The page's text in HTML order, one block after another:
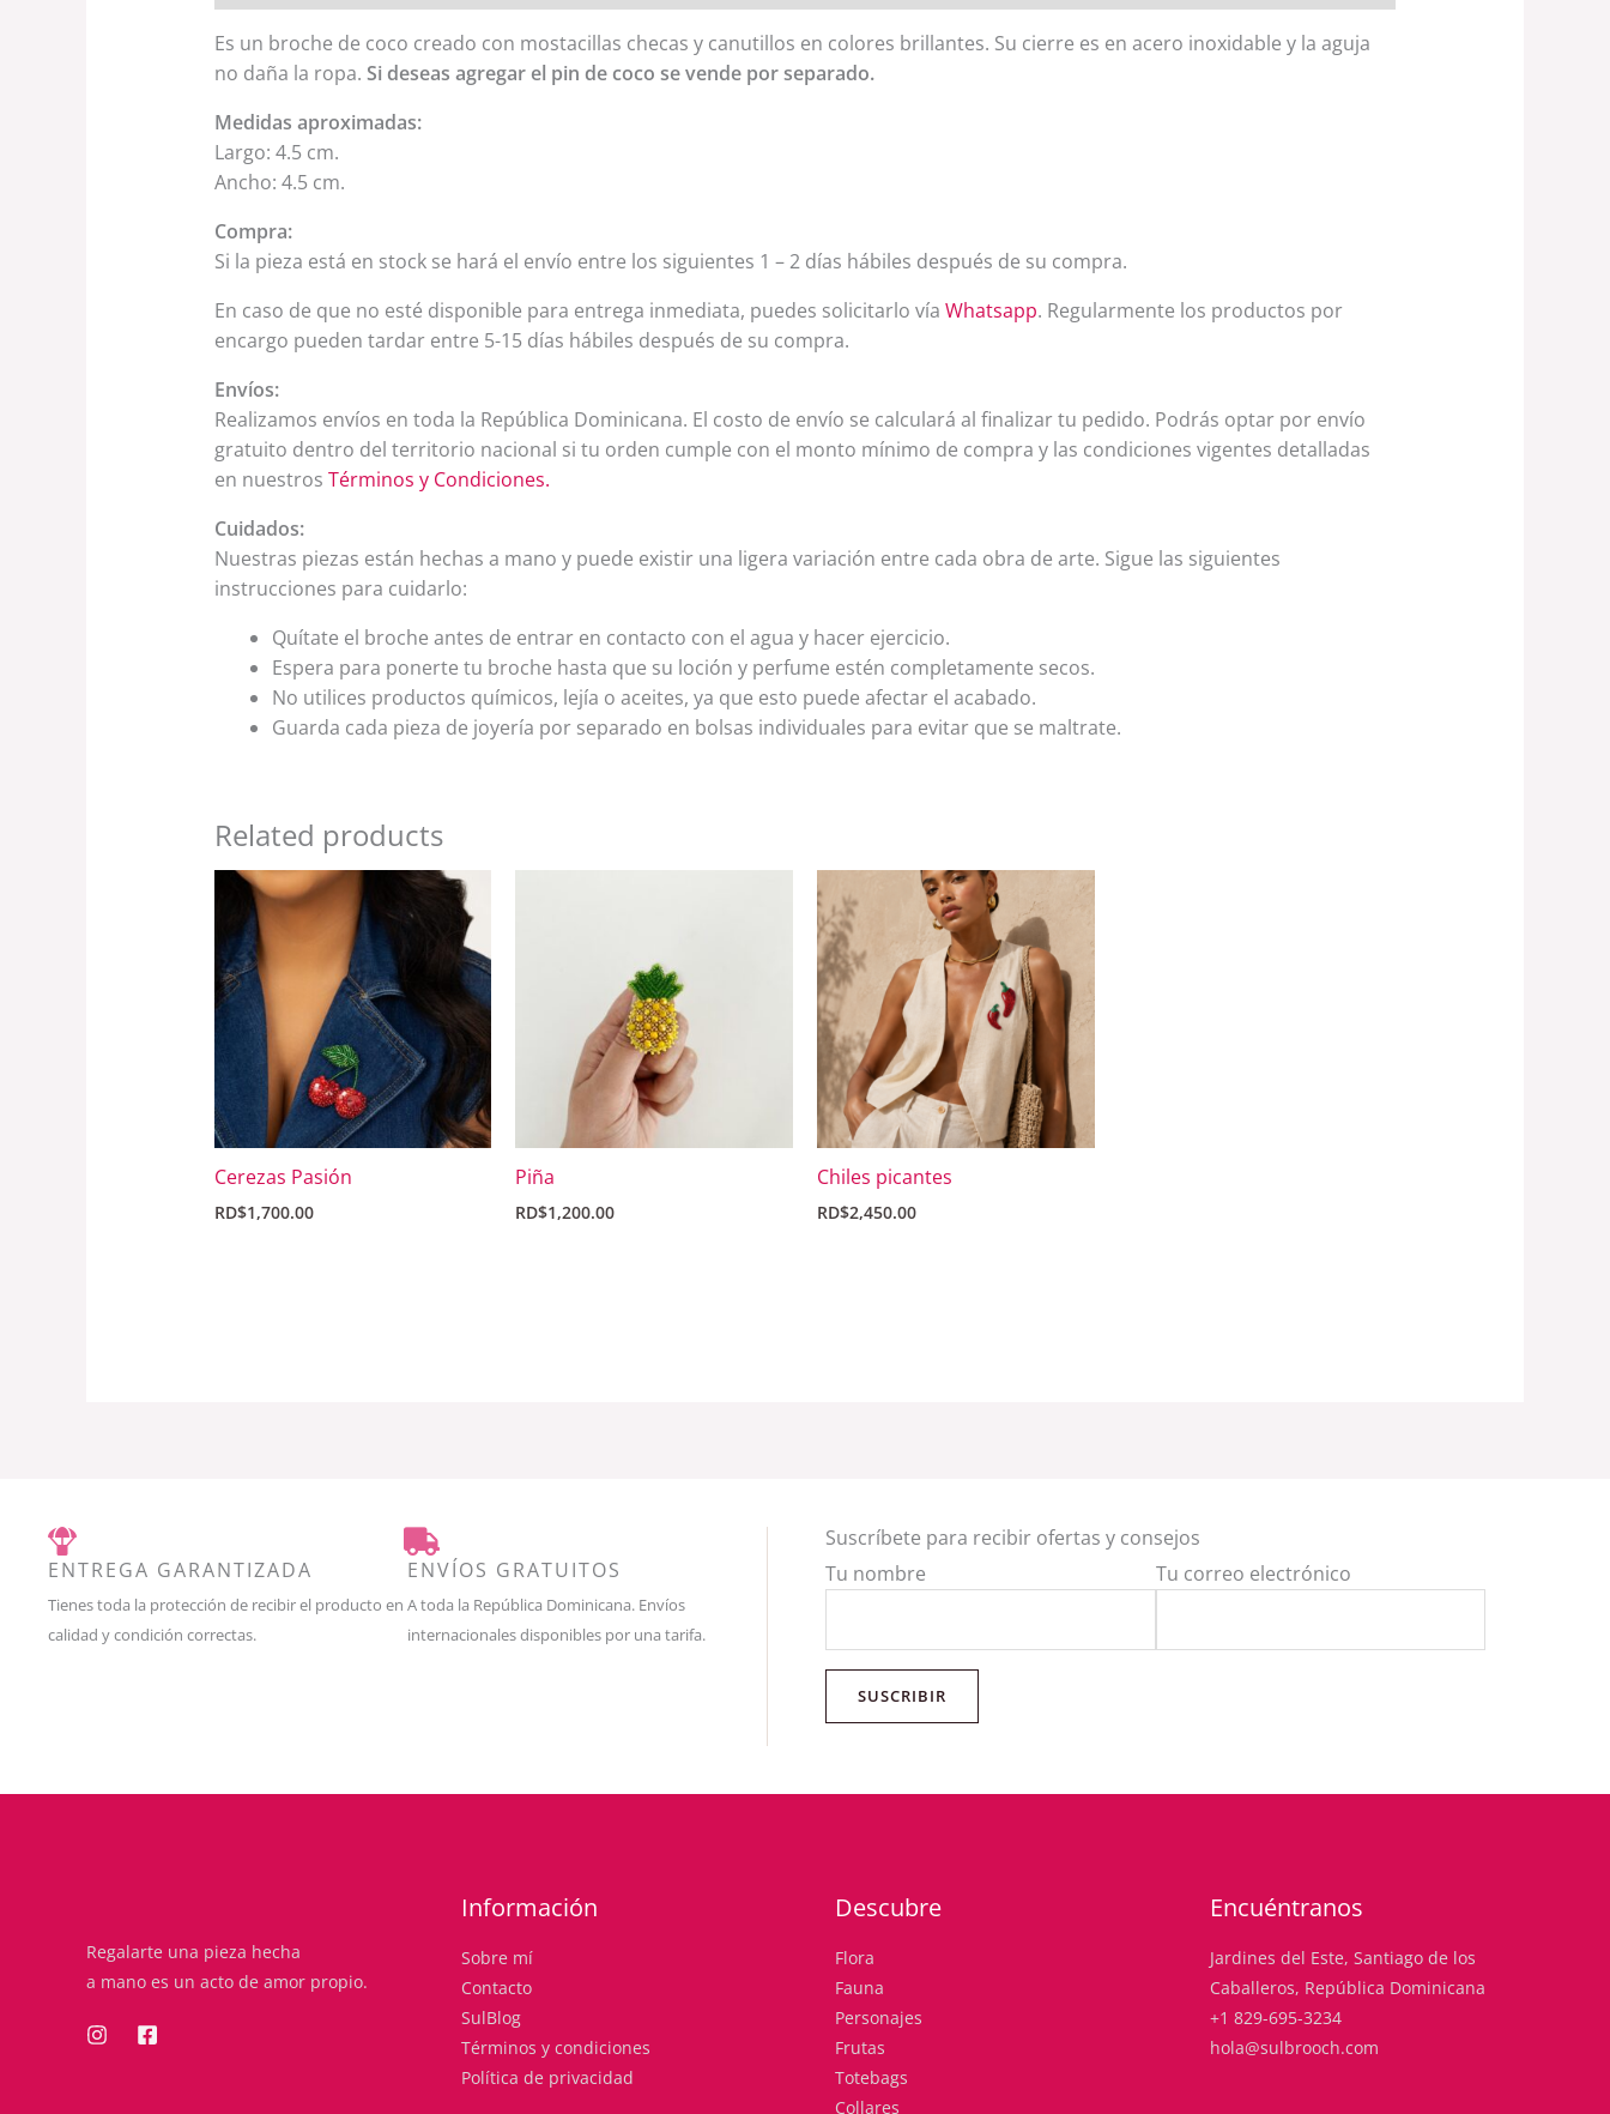
Es un broche de coco creado con mostacillas checas y canutillos en colores brillantes. Su cierre es en acero inoxidable y la aguja
no daña la ropa. Si deseas agregar el pin de coco se vende por separado.
Medidas aproximadas:
Largo: 4.5 cm.
Ancho: 4.5 cm.
Compra:
Si la pieza está en stock se hará el envío entre los siguientes 1 – 2 días hábiles después de su compra.
En caso de que no esté disponible para entrega inmediata, puedes solicitarlo vía Whatsapp. Regularmente los productos por
encargo pueden tardar entre 5-15 días hábiles después de su compra.
Envíos:
Realizamos envíos en toda la República Dominicana. El costo de envío se calculará al finalizar tu pedido. Podrás optar por envío
gratuito dentro del territorio nacional si tu orden cumple con el monto mínimo de compra y las condiciones vigentes detalladas
en nuestros Términos y Condiciones.
Cuidados:
Nuestras piezas están hechas a mano y puede existir una ligera variación entre cada obra de arte. Sigue las siguientes
instrucciones para cuidarlo:
Quítate el broche antes de entrar en contacto con el agua y hacer ejercicio.
Espera para ponerte tu broche hasta que su loción y perfume estén completamente secos.
No utilices productos químicos, lejía o aceites, ya que esto puede afectar el acabado.
Guarda cada pieza de joyería por separado en bolsas individuales para evitar que se maltrate.
Related products
Cerezas Pasión
RD$1,700.00
Piña
RD$1,200.00
Chiles picantes
RD$2,450.00
ENTREGA GARANTIZADA
Tienes toda la protección de recibir el producto en
calidad y condición correctas.
ENVÍOS GRATUITOS
A toda la República Dominicana. Envíos
internacionales disponibles por una tarifa.
Suscríbete para recibir ofertas y consejos
Tu nombre
Tu correo electrónico
Regalarte una pieza hecha
a mano es un acto de amor propio.
Información
Sobre mí
Contacto
SulBlog
Términos y condiciones
Política de privacidad
Descubre
Flora
Fauna
Personajes
Frutas
Totebags
Collares
Encuéntranos
Jardines del Este, Santiago de los
Caballeros, República Dominicana
+1 829-695-3234
hola@sulbrooch.com